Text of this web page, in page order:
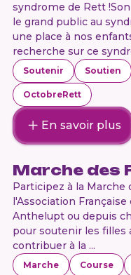
syndrome de Rett
le grand public au
une place à nos
recherche sur ce
Soutenir Soutien
OctobreRett
En savoir plus
Marche des
Participez à la Marche
l'Association Française
Anthelupt ou depuis
pour soutenir les
contribuer à la ...
Marche Course